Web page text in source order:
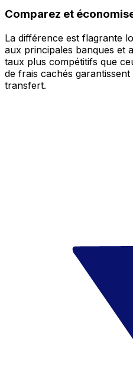
Comparez et
La différence est flagrante
aux principales banques et
taux plus compétitifs que
de frais cachés
transfert.